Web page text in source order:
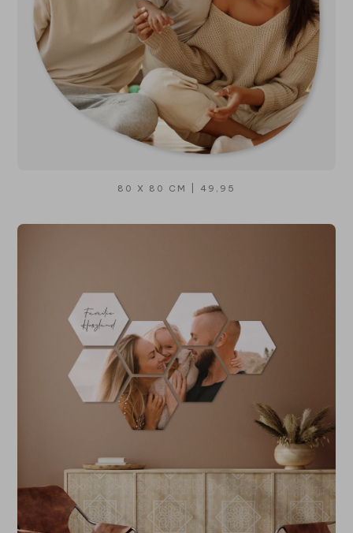
80 X 80 CM | 49,95